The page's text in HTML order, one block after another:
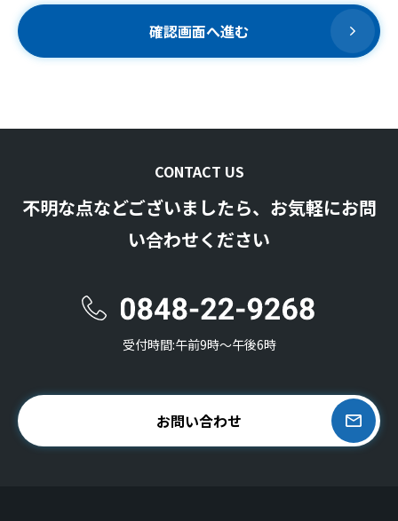
確認画面へ進む
CONTACT US
不明な点などございましたら、お気軽にお問
い合わせください
受付時間:午前9時〜午後6時
お問い合わせ